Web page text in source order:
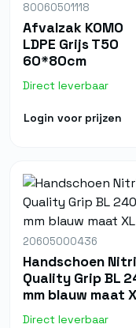
80060501118
Afvalzak KOMO
LDPE Grijs T50
60*80cm
Direct leverbaar
Login voor prijzen
20605000436
Handschoen
Quality Grip BL
mm blauw maat
Direct leverbaar